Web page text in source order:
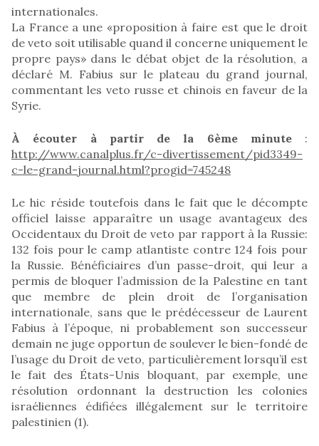
internationales.
La France a une «proposition à faire est que le droit
de veto soit utilisable quand il concerne uniquement le
propre pays» dans le débat objet de la résolution, a
déclaré M. Fabius sur le plateau du grand journal,
commentant les veto russe et chinois en faveur de la
Syrie.
À écouter à partir de la 6ème minute:
http://www.canalplus.fr/c-divertissement/pid3349-
c-le-grand-journal.html?progid=745248
Le hic réside toutefois dans le fait que le décompte
officiel laisse apparaître un usage avantageux des
Occidentaux du Droit de veto par rapport à la Russie:
132 fois pour le camp atlantiste contre 124 fois pour
la Russie. Bénéficiaires d’un passe-droit, qui leur a
permis de bloquer l’admission de la Palestine en tant
que membre de plein droit de l’organisation
internationale, sans que le prédécesseur de Laurent
Fabius à l’époque, ni probablement son successeur
demain ne juge opportun de soulever le bien-fondé de
l’usage du Droit de veto, particulièrement lorsqu’il est
le fait des États-Unis bloquant, par exemple, une
résolution ordonnant la destruction les colonies
israéliennes édifiées illégalement sur le territoire
palestinien (1).